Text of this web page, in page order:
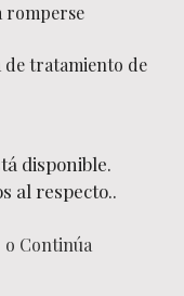
romperse
tratamiento de
disponible.
al respecto..
Continúa